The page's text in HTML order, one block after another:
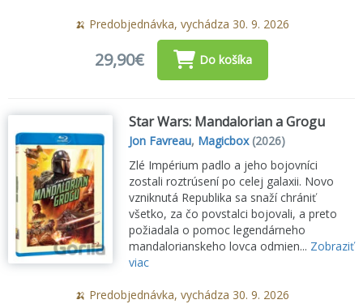
🍌 Predobjednávka, vychádza 30. 9. 2026
29,90€ Do košíka
Star Wars: Mandalorian a Grogu
Jon Favreau, Magicbox(2026)
Zlé Impérium padlo a jeho bojovníci
zostali roztrúsení po celej galaxii. Novo
vzniknutá Republika sa snaží chrániť
všetko, za čo povstalci bojovali, a preto
požiadala o pomoc legendárneho
mandalorianskeho lovca odmien... Zobraziť
viac
🍌 Predobjednávka, vychádza 30. 9. 2026